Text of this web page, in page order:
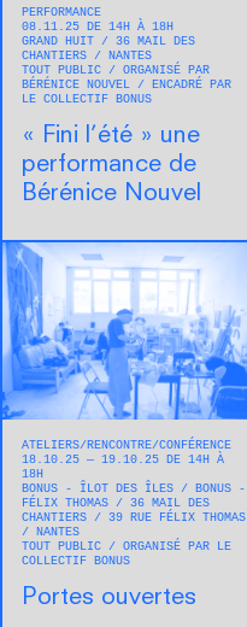
PERFORMANCE
08.11.25 DE 14H À 18H
GRAND HUIT
36 MAIL DES
CHANTIERS
NANTES
TOUT PUBLIC
ORGANISÉ PAR
BÉRÉNICE NOUVEL
ENCADRÉ PAR
LE COLLECTIF BONUS
« Fini l’été » une
performance de
Bérénice Nouvel
ATELIERS RENCONTRE/CONFÉRENCE
18.10.25 — 19.10.25 DE 14H À
18H
BONUS - ÎLOT DES ÎLES / BONUS -
FÉLIX THOMAS
36 MAIL DES
CHANTIERS / 39 RUE FÉLIX THOMAS
NANTES
TOUT PUBLIC
ORGANISÉ PAR LE
COLLECTIF BONUS
Portes ouvertes